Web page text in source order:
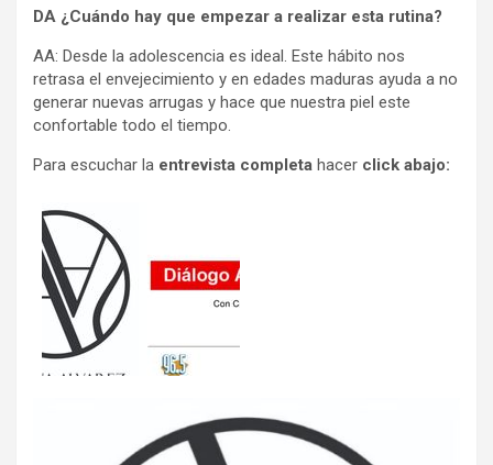
DA ¿Cuándo hay que empezar a realizar esta rutina?
AA: Desde la adolescencia es ideal. Este hábito nos
retrasa el envejecimiento y en edades maduras ayuda a no
generar nuevas arrugas y hace que nuestra piel este
confortable todo el tiempo.
Para escuchar la entrevista completa hacer click abajo: